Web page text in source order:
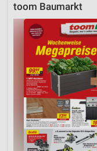
toom Baumarkt
Quellen
Entwicklung und
Verwendung
Inhalten
IAB-Besonderheiten:
Verwendung
Geräte anhand von
Informationen